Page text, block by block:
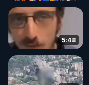
5:48